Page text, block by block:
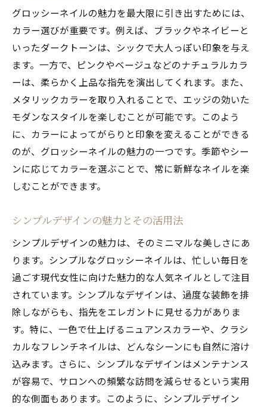
グロッシーネイルの魅力を最大限に引き出すためには、
カラー選びが重要です。例えば、ブラックやネイビーと
いったダークトーンは、シックで大人っぽい印象を与え
ます。一方で、ピンクやベージュなどのナチュラルカラ
ーは、柔らかく上品な指先を演出してくれます。また、
メタリックカラーを取り入れることで、エッジの効いた
モダンなスタイルを楽しむことが可能です。このよう
に、カラーによってがらりと印象を変えることができる
のが、グロッシーネイルの魅力の一つです。季節やシー
ンに応じてカラーを選ぶことで、常に新鮮なネイルを楽
しむことができます。
シンプルデザインの魅力とその活用法
シンプルデザインの魅力は、そのミニマルな美しさにあ
ります。シンプルなグロッシーネイルは、忙しい毎日を
過ごす現代女性に向けた魅力的な人気ネイルとして注目
されています。シンプルなデザインは、過度な装飾を排
除しながらも、指先をエレガントに見せる力がありま
す。特に、一色で仕上げるニュアンスカラーや、クラシ
カルなフレンチネイルは、どんなシーンにも自然に溶け
込みます。さらに、シンプルなデザインはメンテナンス
が容易で、サロンへの頻繁な訪問を減らせるという実用
的な側面もあります。このように、シンプルデザイン